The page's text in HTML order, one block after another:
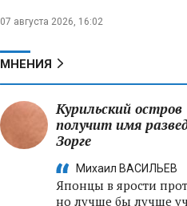
07 августа 2026, 16:02
МНЕНИЯ
Курильский остров
получит имя
Зорге
Михаил ВАСИЛЬЕВ
Японцы в ярости
но лучше бы лучше